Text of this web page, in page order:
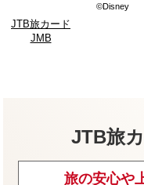
©Disney
JTB旅カード
JMB
JTB旅
旅の安心や